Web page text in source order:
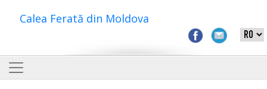
Calea Ferată din Moldova